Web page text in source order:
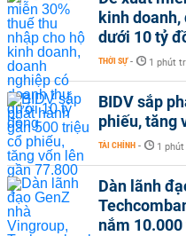
kinh
dưới 10 tỷ
THỜI SỰ - 1 phút
BIDV sắp
phiếu, tăng
TÀI CHÍNH - 1
Dàn lãnh
nắm